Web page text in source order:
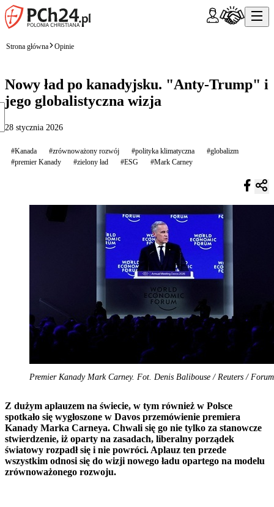
Strona główna Opinie
Nowy ład po kanadyjsku. "Anty-Trump" i
jego globalistyczna wizja
28 stycznia 2026
#Kanada #zrównoważony rozwój #polityka klimatyczna
#globalizm
#premier Kanady
#zielony ład #ESG #Mark Carney
Premier Kanady Mark Carney. Fot. Denis Balibouse / Reuters / Forum
Z dużym aplauzem na świecie, w tym również w Polsce
spotkało się wygłoszone w Davos przemówienie premiera
Kanady Marka Carneya. Chwali się go nie tylko za stanowcze
stwierdzenie, iż oparty na zasadach, liberalny porządek
światowy rozpadł się i nie powróci. Aplauz ten przede
wszystkim odnosi się do wizji nowego ładu opartego na modelu
zrównoważonego rozwoju.